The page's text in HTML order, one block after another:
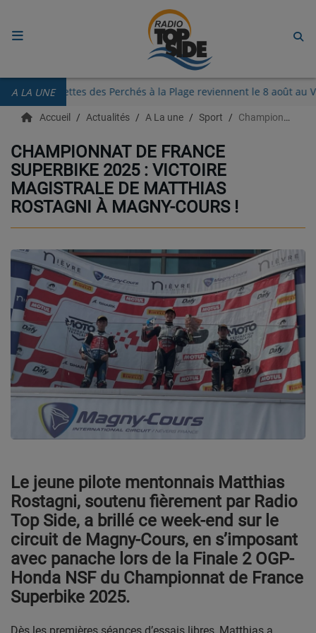
A LA UNE
Les Guinguettes des Perchés à la Plage reviennent le 8
RADIO
ECOUTER
RECHERCHE DE TITRES
TÉLÉCHARGER L'APPLICATION.
EMISSIONS
LIVE DJ
EQUIPES
CONTACT
Team Building Radio
INFO
CÔTE D'AZUR
CIRCULATION EN TEMPS RÉEL
HIGH-TECH
SPORT
SANTÉ
Accueil Actualités A La une Sport Championnat de France Superbike 2025 : Victoire magistrale de Matthias Rostagni à Magny-Cours !
CHAMPIONNAT DE FRANCE
SUPERBIKE 2025 : VICTOIRE
MAGISTRALE DE MATTHIAS
ROSTAGNI À MAGNY-COURS !
Le jeune pilote mentonnais Matthias
Rostagni, soutenu fièrement par Radio
Top Side, a brillé ce week-end sur le
circuit de Magny-Cours, en s’imposant
avec panache lors de la Finale 2 OGP-
Honda NSF du Championnat de France
Superbike 2025.